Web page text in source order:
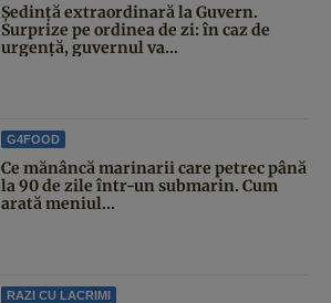
Şedinţă extraordinară la Guvern.
Surprize pe ordinea de zi: în caz de
urgență, guvernul va...
G4FOOD
Ce mănâncă marinarii care petrec până
la 90 de zile într-un submarin. Cum
arată meniul...
RAZI CU LACRIMI